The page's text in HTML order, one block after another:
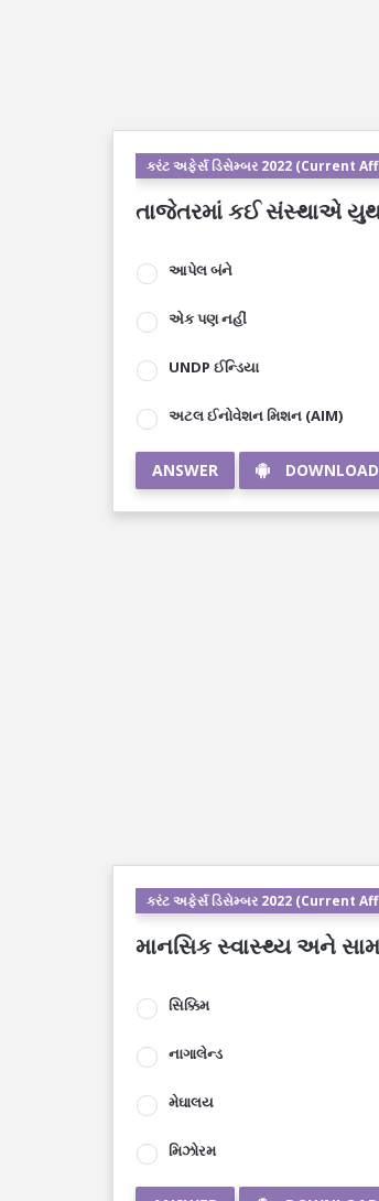
કરંટ અફેર્સ ડિસેમ્બર 2022 (Current
તાજેતરમાં કઈ સંસ્થાએ યુથ
આપેલ બંને
એક પણ નહીં
UNDP ઈન્ડિયા
અટલ ઈનોવેશન મિશન (AIM)
ANSWER
કરંટ અફેર્સ ડિસેમ્બર 2022 (Current
માનસિક સ્વાસ્થ્ય અને
સિક્કિમ
નાગાલેન્ડ
મેઘાલય
મિઝોરમ